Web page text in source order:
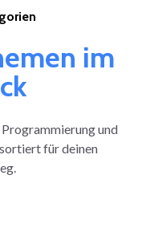
im
und
für deinen